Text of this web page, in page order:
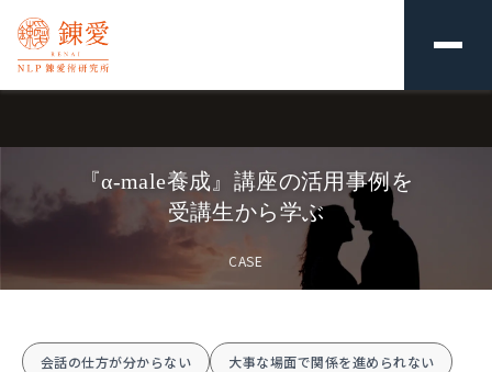
『α-male養成』講座の活用事例を
受講生から学ぶ
CASE
会話の仕方が分からない 大事な場面で関係を進められない